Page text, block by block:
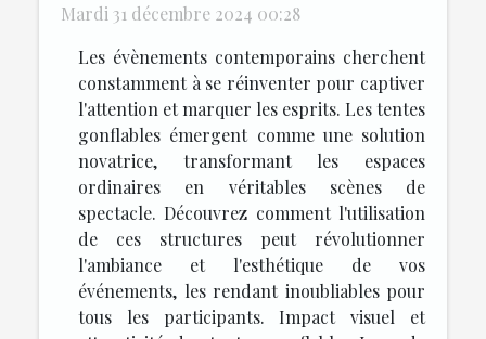
Mardi 31 décembre 2024 00:28
Les évènements contemporains cherchent
constamment à se réinventer pour captiver
l'attention et marquer les esprits. Les tentes
gonflables émergent comme une solution
novatrice, transformant les espaces
ordinaires en véritables scènes de
spectacle. Découvrez comment l'utilisation
de ces structures peut révolutionner
l'ambiance et l'esthétique de vos
événements, les rendant inoubliables pour
tous les participants. Impact visuel et